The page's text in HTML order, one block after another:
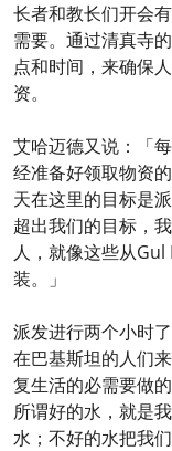
长者和教长们开会
需要。通过清真寺
点和时间，来确保
资。
艾哈迈德又说：「
经准备好领取物资
天在这里的目标是
超出我们的目标，
人，就像这些从
装。」
派发进行两个小时
在巴基斯坦的人们
复生活的必需要做
所谓好的水，就是
水；不好的水把我